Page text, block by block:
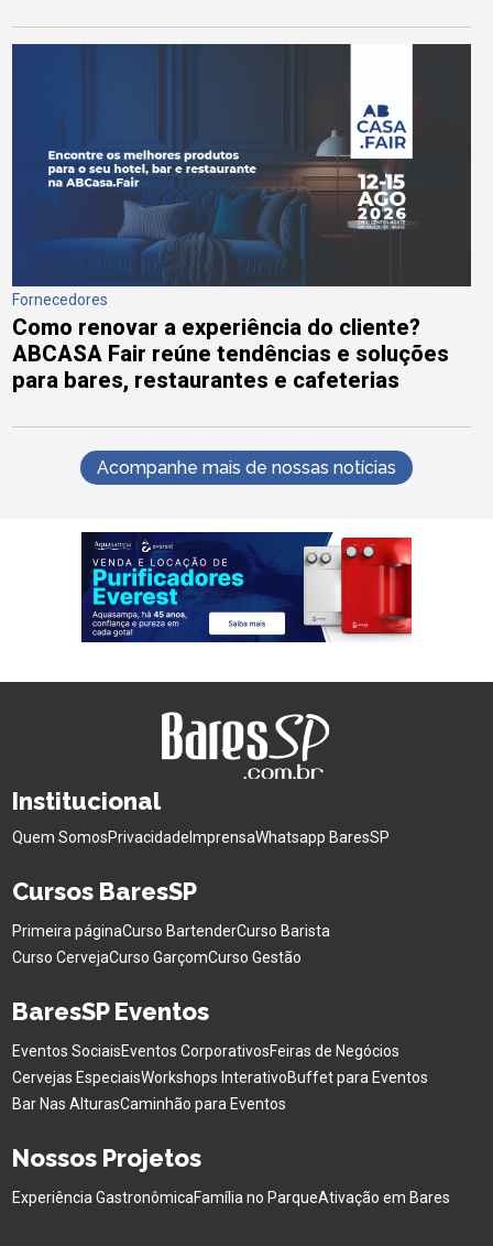
Fornecedores
Como renovar a experiência do cliente?
ABCASA Fair reúne tendências e soluções
para bares, restaurantes e cafeterias
Acompanhe mais de nossas notícias
Institucional
Quem SomosPrivacidade ImprensaWhatsapp BaresSP
Cursos BaresSP
Primeira páginaCurso BartenderCurso Barista
Curso CervejaCurso GarçomCurso Gestão
BaresSP Eventos
Eventos SociaisEventos CorporativosFeiras de Negócios
Cervejas EspeciaisWorkshops InterativoBuffet para Eventos
Bar Nas AlturasCaminhão para Eventos
Nossos Projetos
Experiência GastronômicaFamília no ParqueAtivação em Bares